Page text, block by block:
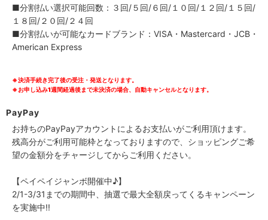
■分割払い選択可能回数：３回/５回/６回/１０回/１２回/１５回/
１８回/２０回/２４回
■分割払いが可能なカードブランド：VISA・Mastercard・JCB・
American Express
※決済手続き完了後の受注・発送となります。
※お申し込み1週間経過後まで未決済の場合、自動キャンセルとなります。
PayPay
お持ちのPayPayアカウントによるお支払いがご利用頂けます。
残高分がご利用可能枠となっておりますので、ショッピングご希
望の金額分をチャージしてからご利用ください。
【ペイペイジャンボ開催中♪】
2/1-3/31までの期間中、抽選で最大全額戻ってくるキャンペーン
を実施中!!